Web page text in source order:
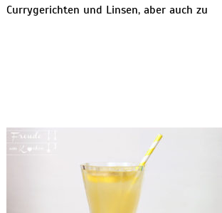
Currygerichten und Linsen, aber auch zu